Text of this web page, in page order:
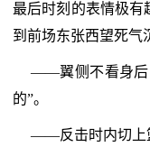
最后时刻的表情极有
到前场东张西望死气
——翼侧不看身后
的”。
——反击时内切上